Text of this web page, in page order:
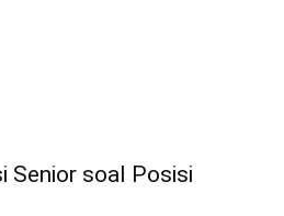
Senior soal Posisi